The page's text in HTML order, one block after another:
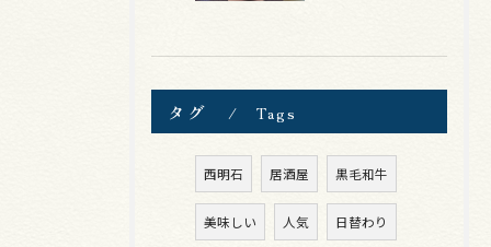
タグ Tags
西明石 居酒屋 黒毛和牛
美味しい 人気 日替わり